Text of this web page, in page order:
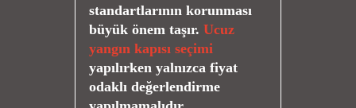
standartlarının korunması
büyük önem taşır. Ucuz
yangın kapısı seçimi
yapılırken yalnızca fiyat
odaklı değerlendirme